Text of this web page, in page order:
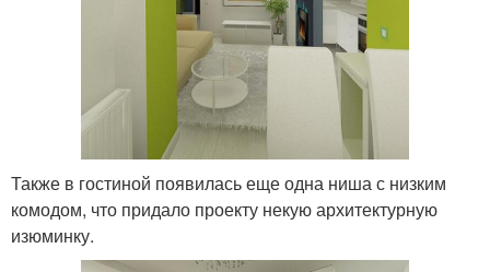
Также в гостиной появилась еще одна ниша с низким
комодом, что придало проекту некую архитектурную
изюминку.